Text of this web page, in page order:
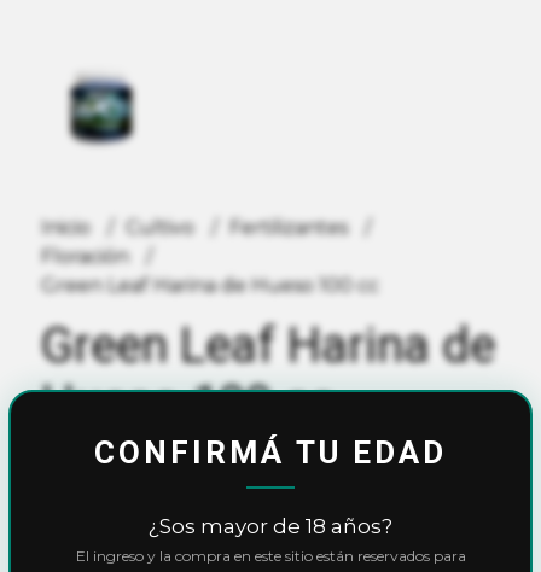
Inicio Cultivo
Fertilizantes
Floración
Green Leaf Harina de Hueso 100 cc
Green Leaf Harina de
Hueso 100 cc
$2.700,00
10% OFFconTransferenciaoEfectivo
Precio final:$2.430,00
CONFIRMÁ TU EDAD
¿Sos mayor de 18 años?
El ingreso y la compra en este sitio están reservados para